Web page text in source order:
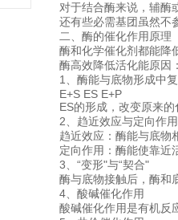
对于结合酶来说，辅酶
还有些必需基团虽然不
二、酶的催化作用原理
酶和化学催化剂都能降
酶高效降低活化能原因
1、酶能与底物形成中
E+S ES E+P
ES的形成，改变原来
2、趋近效应与定向作
趋近效应：酶能与底物
定向作用：酶能使靠近
3、“变形"与“契合"
酶与底物接触后，酶和
4、酸碱催化作用
酸碱催化作用是有机反